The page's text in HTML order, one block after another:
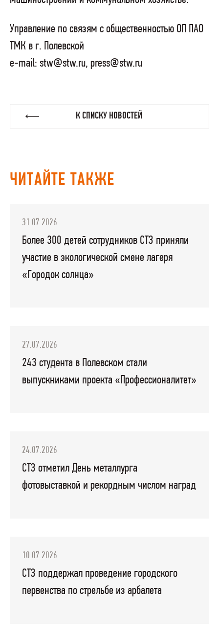
Управление по связям с общественностью ОП ПАО
ТМК в г. Полевской
e-mail: stw@stw.ru, press@stw.ru
К СПИСКУ НОВОСТЕЙ
ЧИТАЙТЕ ТАКЖЕ
31.07.2026
Более 300 детей сотрудников СТЗ приняли
участие в экологической смене лагеря
«Городок солнца»
27.07.2026
243 студента в Полевском стали
выпускниками проекта «Профессионалитет»
24.07.2026
СТЗ отметил День металлурга
фотовыставкой и рекордным числом наград
10.07.2026
СТЗ поддержал проведение городского
первенства по стрельбе из арбалета